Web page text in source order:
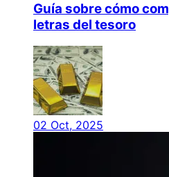
Guía sobre cómo
letras del tesoro
02 Oct, 2025